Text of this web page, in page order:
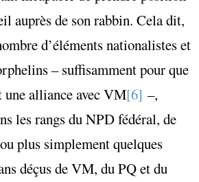
auprès de son rabbin. Cela dit,
d’éléments nationalistes et
– suffisamment pour que
alliance avec VM[6] –,
les rangs du NPD fédéral, de
plus simplement quelques
déçus de VM, du PQ et du